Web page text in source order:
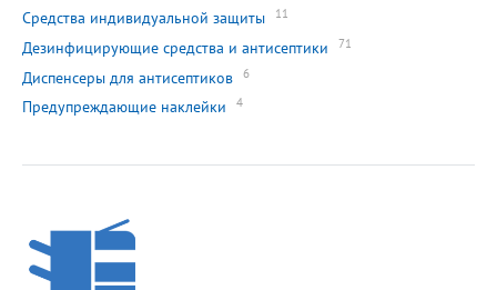
Средства индивидуальной защиты 11
Дезинфицирующие средства и антисептики 71
Диспенсеры для антисептиков 6
Предупреждающие наклейки 4